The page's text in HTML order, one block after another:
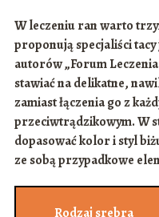
W leczeniu ran warto
proponują specjaliści tacy
autorów „Forum
stawiać na delikatne,
zamiast łączenia go z
przeciwtrądzikowym. W
dopasowaćkolor i styl
ze sobą przypadkowe
Rodzaj srebra